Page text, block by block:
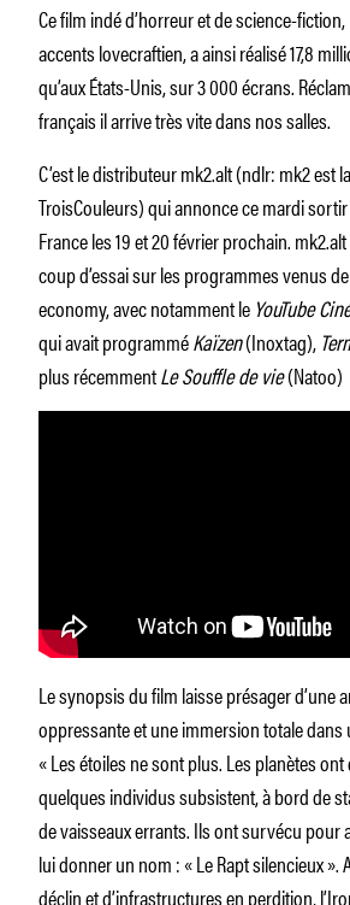
Ce film indé d’horreur et de science-
accents lovecraftien, a ainsi réalisé 17,8
qu’aux États-Unis, sur 3 000 écrans.
français il arrive très vite dans nos salles.
C’est le distributeur mk2.alt (ndlr: mk2 est
TroisCouleurs) qui annonce ce mardi
France les 19 et 20 février prochain.
coup d’essai sur les programmes venus
economy, avec notamment le YouTube
qui avait programméKaïzen(Inoxtag),
plus récemmentLe Souffle de vie(Natoo)
Le synopsis du film laisse présager d’une
oppressante et une immersion totale
« Les étoiles ne sont plus. Les planètes
quelques individus subsistent, à bord de
de vaisseaux errants. Ils ont survécu pour
lui donner un nom : « Le Rapt silencieux ».
déclin et d’infrastructures en perdition,